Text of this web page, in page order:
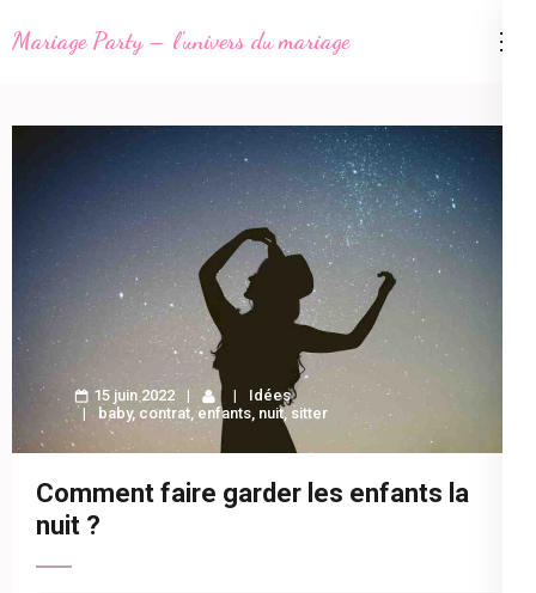
au
(Pressez
Mariage Party – l'univers du mariage
15 juin 2022
Idées
baby, contrat,enfants, nuit, sitter
Comment faire garder les enfants la
nuit ?